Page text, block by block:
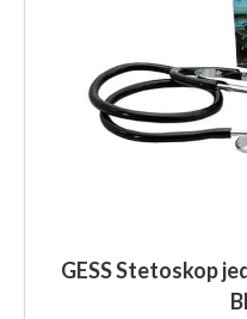
GESS Stetoskop